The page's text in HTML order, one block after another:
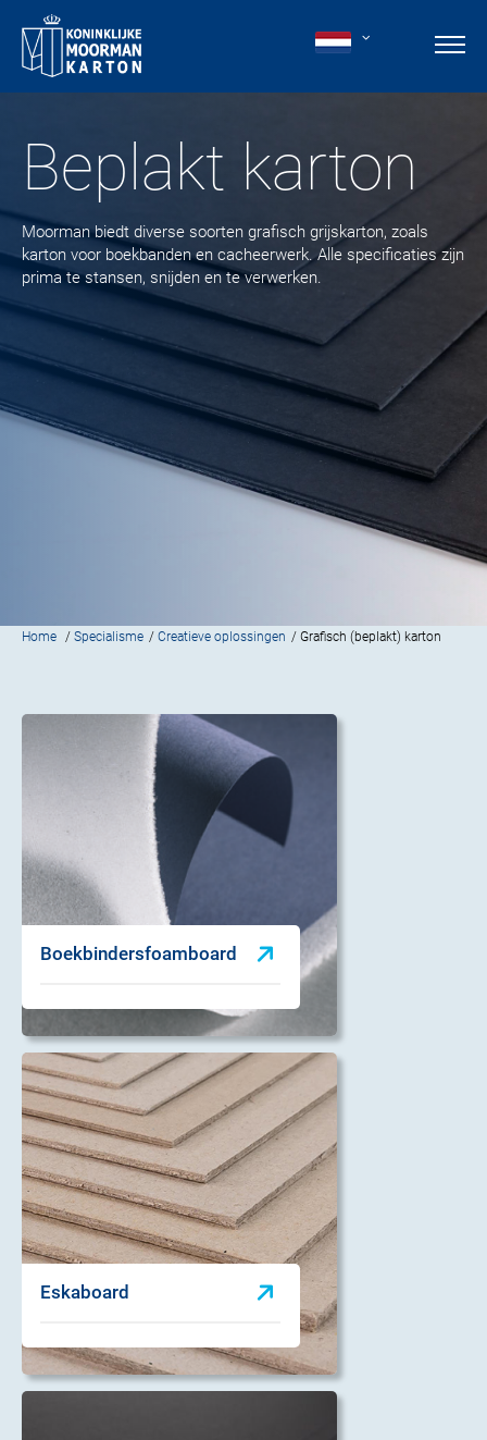
Beplakt karton
Moorman biedt diverse soorten grafisch grijskarton, zoals
karton voor boekbanden en cacheerwerk. Alle specificaties zijn
prima te stansen, snijden en te verwerken.
Home / Specialisme / Creatieve oplossingen / Grafisch (beplakt) karton
Boekbindersfoamboard
Eskaboard